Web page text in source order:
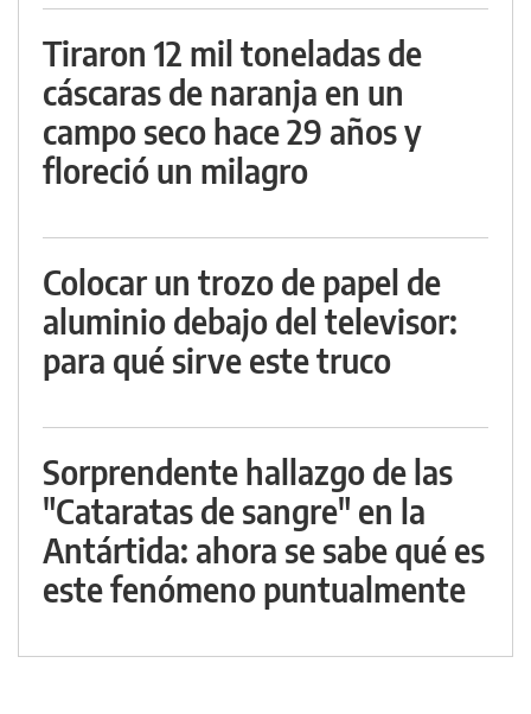
Tiraron 12 mil toneladas de
cáscaras de naranja en un
campo seco hace 29 años y
floreció un milagro
Colocar un trozo de papel de
aluminio debajo del televisor:
para qué sirve este truco
Sorprendente hallazgo de las
"Cataratas de sangre" en la
Antártida: ahora se sabe qué es
este fenómeno puntualmente